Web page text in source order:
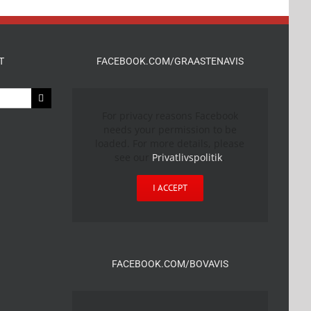
FACEBOOK.COM/GRAASTENAVIS
Privatlivspolitik
I ACCEPT
FACEBOOK.COM/BOVAVIS